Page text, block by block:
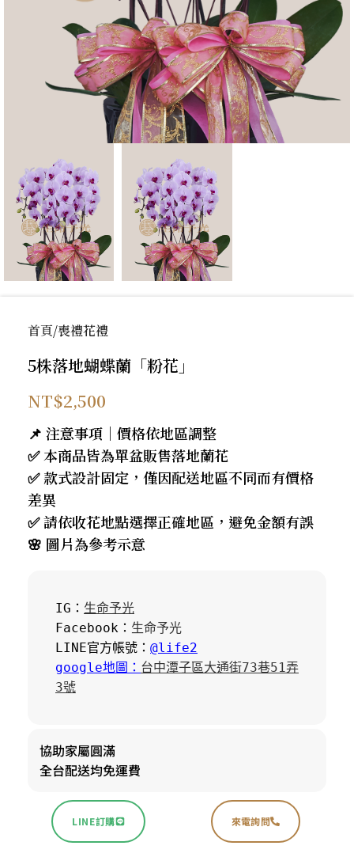
首頁 喪禮花禮
5株落地蝴蝶蘭「粉花」
NT$2,500
📌 注意事項｜價格依地區調整
✅ 本商品皆為單盆販售落地蘭花
✅ 款式設計固定，僅因配送地區不同而有價格
差異
✅ 請依收花地點選擇正確地區，避免金額有誤
🌸 圖片為參考示意
IG： 生命予光
Facebook： 生命予光
LINE官方帳號： @life2
google地圖： 台中潭子區大通街73巷51弄
3號
協助家屬圓滿
全台配送均免運費
LINE訂購 來電詢問